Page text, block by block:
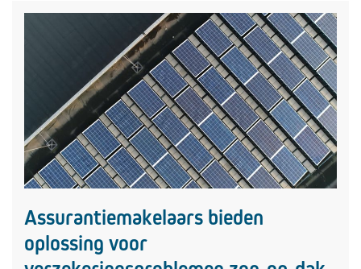
Assurantiemakelaars bieden
oplossing voor